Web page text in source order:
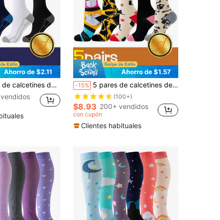
Ahorro de $2.11
de compresión hasta la rodilla, transpirables, para pantorrilla, para correr, ciclismo, senderismo, viajes y deportes al aire libre
Ahorro de $1.57
-15% 5 pares de calcetines de compresión de poliéster con diseño de gato de dibujos animados, calcetines de compresión hasta la rodilla con diseño de animales novedosos para mujeres, regalo original del Día de la Enfermera 2025, calentadores de piernas elásticos
(100+)
$8.93 200+ vendidos
con cupón
Clientes habituales